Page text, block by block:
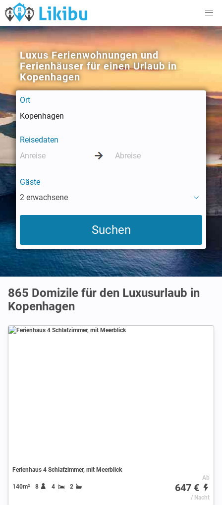
Luxus Ferienwohnungen und
Ferienhäuser für einen Urlaub in
Kopenhagen
Ort
Reisedaten
Gäste
2 erwachsene
865 Domizile für den Luxusurlaub in
Kopenhagen
Ferienhaus 4 Schlafzimmer, mit Meerblick
140m² 8 4 2
Ab
647 €
/ Nacht